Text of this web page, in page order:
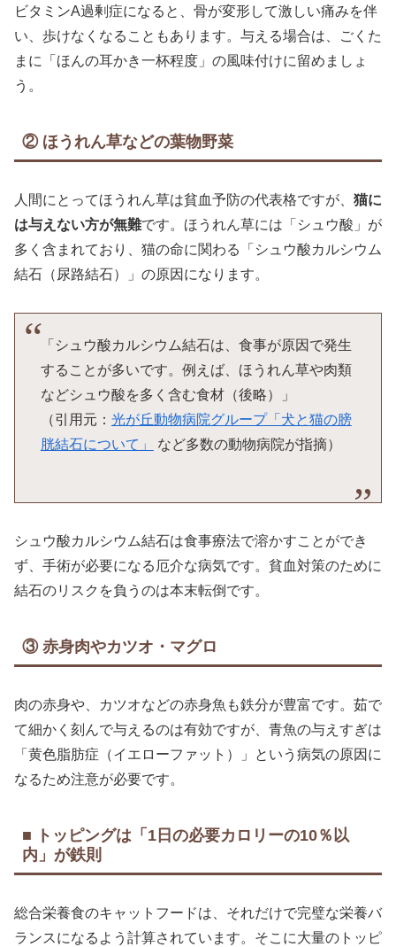
ビタミンA過剰症になると、骨が変形して激しい痛みを伴
い、歩けなくなることもあります。与える場合は、ごくた
まに「ほんの耳かき一杯程度」の風味付けに留めましょ
う。
② ほうれん草などの葉物野菜
人間にとってほうれん草は貧血予防の代表格ですが、 猫に
は与えない方が無難です。ほうれん草には「シュウ酸」が
多く含まれており、猫の命に関わる「シュウ酸カルシウム
結石（尿路結石）」の原因になります。
「シュウ酸カルシウム結石は、食事が原因で発生
することが多いです。例えば、ほうれん草や肉類
などシュウ酸を多く含む食材（後略）」
（引用元： 光が丘動物病院グループ「犬と猫の膀
胱結石について」
など多数の動物病院が指摘）
シュウ酸カルシウム結石は食事療法で溶かすことができ
ず、手術が必要になる厄介な病気です。貧血対策のために
結石のリスクを負うのは本末転倒です。
③ 赤身肉やカツオ・マグロ
肉の赤身や、カツオなどの赤身魚も鉄分が豊富です。茹で
て細かく刻んで与えるのは有効ですが、青魚の与えすぎは
「黄色脂肪症（イエローファット）」という病気の原因に
なるため注意が必要です。
■ トッピングは「1日の必要カロリーの10％以
内」が鉄則
総合栄養食のキャットフードは、それだけで完璧な栄養バ
ランスになるよう計算されています。そこに大量のトッピ